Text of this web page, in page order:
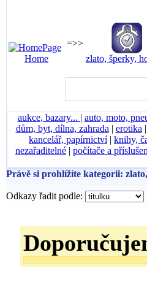
Home
=>>
zlato, šperky,
aukce, bazary... | auto, moto,
dům, byt, dílna, zahrada | erotika |
kancelář, papírnictví| knihy,
nezařaditelné | počítače a
Právě si prohlížíte kategorii:
Odkazy řadit podle: